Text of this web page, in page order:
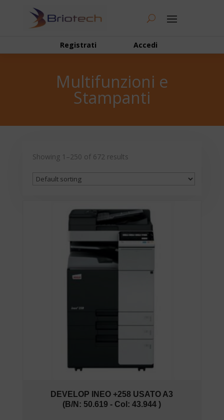
Registrati Accedi
Multifunzioni e
Stampanti
Showing 1–250 of 672 results
DEVELOP INEO +258 USATO A3
(B/N: 50.619 - Col: 43.944 )